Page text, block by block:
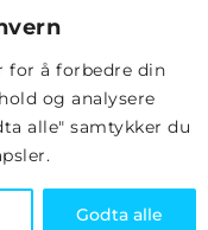
for å forbedre din
og analysere
alle" samtykker du
Godta alle
våre merkevarer. Er
i å bli
en mail på
sluttbruker og
Ajax? Sjekk